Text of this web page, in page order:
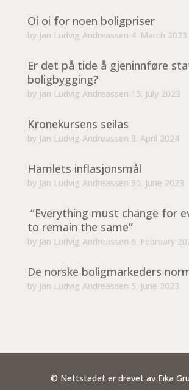
Oi oi for noen boligpriser
by Jan Ludvig Andreassen 4. March 2023
Er det på tide å gjeninnføre
boligbygging?
by Jan Ludvig Andreassen 15. July 2023
Kronekursens seilas
by Jan Ludvig Andreassen 3. April 2024
Hamlets inflasjonsmål
by Jan Ludvig Andreassen 30. June 2023
“Everything must change for
to remain the same”
by Jan Ludvig Andreassen 6. February
De norske boligmarkeders
by Jan Ludvig Andreassen 5. June 2023
© Nettstedet er drevet av Eika